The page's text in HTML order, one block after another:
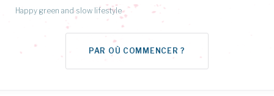
Happy green and slow lifestyle
PAR OÙ COMMENCER ?